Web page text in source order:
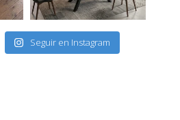
Seguir en Instagram